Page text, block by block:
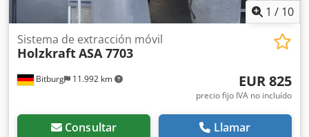
1 / 10
Bitburg 11.992 km
Sistema de extracción móvil
HolzkraftASA 7703
EUR 825
precio fijo IVA no incluído
Consultar Llamar